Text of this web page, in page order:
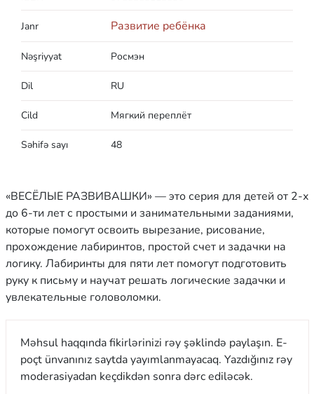
Janr Развитие ребёнка
Nəşriyyat Росмэн
Dil RU
Cild Мягкий переплёт
Səhifə sayı 48
«ВЕСЁЛЫЕ РАЗВИВАШКИ» — это серия для детей от 2-х
до 6-ти лет с простыми и занимательными заданиями,
которые помогут освоить вырезание, рисование,
прохождение лабиринтов, простой счет и задачки на
логику. Лабиринты для пяти лет помогут подготовить
руку к письму и научат решать логические задачки и
увлекательные головоломки.
Məhsul haqqında fikirlərinizi rəy şəklində paylaşın. E-
poçt ünvanınız saytda yayımlanmayacaq. Yazdığınız rəy
moderasiyadan keçdikdən sonra dərc ediləcək.